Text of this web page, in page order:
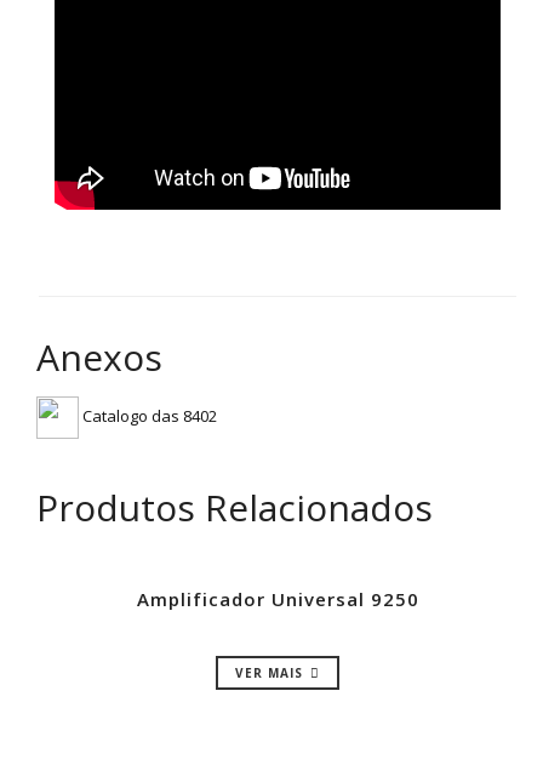
Anexos
Catalogo das 8402
Produtos Relacionados
Amplificador Universal 9250
VER MAIS